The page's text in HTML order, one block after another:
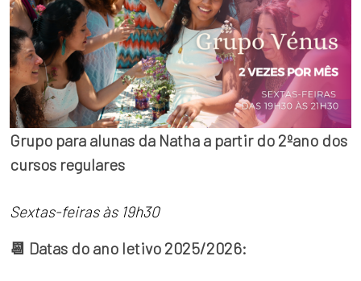
Grupo para alunas da Natha a partir do 2ºano dos
cursos regulares
Sextas-feiras às 19h30
📆 Datas do ano letivo 2025/2026: